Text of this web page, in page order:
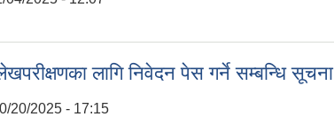
लागि निवेदन पेस गर्ने सम्बन्धि सूचना
20/2025 - 17:15